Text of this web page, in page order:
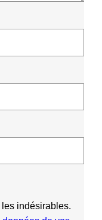
indésirables.